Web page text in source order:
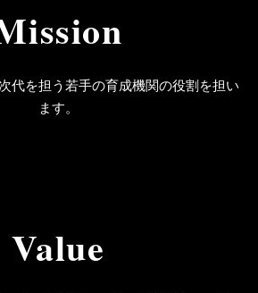
代を担う若手の育成機関の役割を担い
ます。
Value